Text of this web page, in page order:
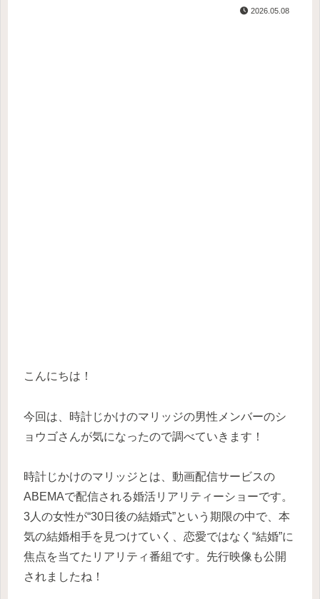
2026.05.08
こんにちは！
今回は、時計じかけのマリッジの男性メンバーのシ
ョウゴさんが気になったので調べていきます！
時計じかけのマリッジとは、動画配信サービスの
ABEMAで配信される婚活リアリティーショーです。
3人の女性が“30日後の結婚式”という期限の中で、本
気の結婚相手を見つけていく、恋愛ではなく“結婚”に
焦点を当てたリアリティ番組です。先行映像も公開
されましたね！